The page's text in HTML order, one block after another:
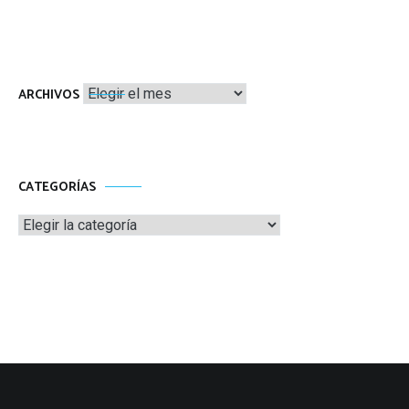
ARCHIVOS Archivos
CATEGORÍAS
Categorías